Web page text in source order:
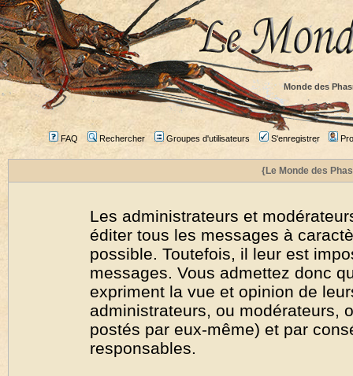
Monde des
FAQ Rechercher Groupes d'utilisateurs S'enregistrer
{Le Monde des
Les administrateurs et
éditer tous les messages à
possible. Toutefois, il leur est
messages. Vous admettez donc
expriment la vue et opinion de
administrateurs, ou modérateurs,
postés par eux-même) et par
responsables.